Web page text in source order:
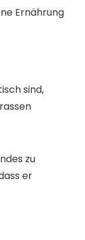
Ernährung
sind,
zu
er